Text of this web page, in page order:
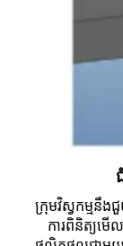
ក្រុមវិស្វកម្មនឹងជួ
ការពិនិត្យមើ